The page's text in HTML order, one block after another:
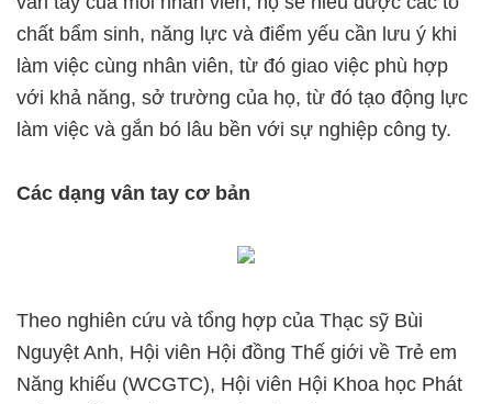
chất bẩm sinh, năng lực và điểm yếu cần lưu ý khi
làm việc cùng nhân viên, từ đó giao việc phù hợp
với khả năng, sở trường của họ, từ đó tạo động lực
làm việc và gắn bó lâu bền với sự nghiệp công ty.
Các dạng vân tay cơ bản
Theo nghiên cứu và tổng hợp của Thạc sỹ Bùi
Nguyệt Anh, Hội viên Hội đồng Thế giới về Trẻ em
Năng khiếu (WCGTC), Hội viên Hội Khoa học Phát